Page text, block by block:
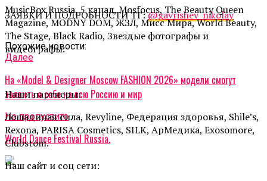
ЗАЯВКИ И ПОДРОБНОСТИ ТГ:@gavrishev_nikolay
Похожие новости:
Далее
На «Model & Designer Moscow FASHION 2026» модели смогут
заявить о себе на всю Россию и мир
Не пропустите
World Dance Festival Russia.
MusicBox Russia, 5 канал, Mosfocus, The Beauty Queen
Magazine, MODNY DOM, ЖЗЛ, Мисс Мира, World Beauty,
The Stage, Black Radio, Звездые фотографы и
видеографы.
Наши партнеры:
Лошадиная сила, Revyline, Федерация здоровья, Shile’s,
Rexona, PARISA Cosmetics, SILK, АрМедика, Exosomore,
Clubstom.
Наш сайт и соц сети: